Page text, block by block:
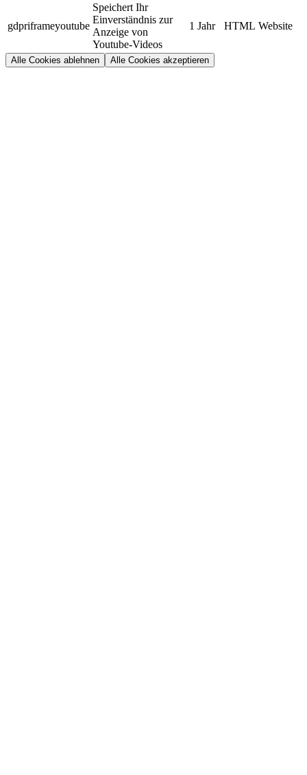
gdpriframeyoutube
Speichert Ihr
Einverständnis zur
Anzeige von
Youtube-Videos
1 Jahr HTML Website
Alle Cookies ablehnen Alle Cookies akzeptieren